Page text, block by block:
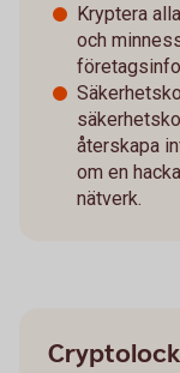
Kryptera
och
återskapa
om en
nätverk.